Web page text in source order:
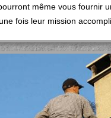
même vous fournir
fois leur mission